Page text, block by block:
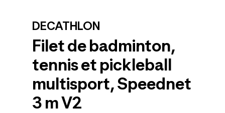
DECATHLON
Filet de badminton,
tennis et pickleball
multisport, Speednet
3 m V2